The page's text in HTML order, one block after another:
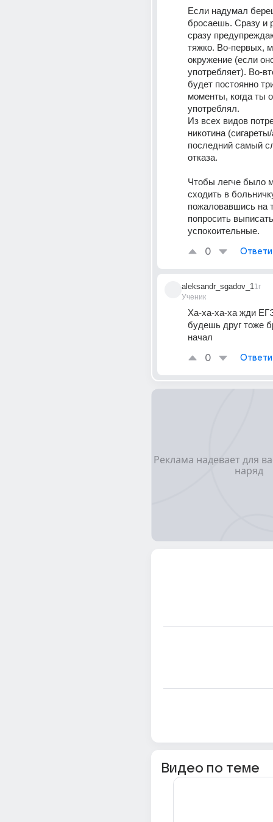
Если надумал
бросаешь. Сразу и
сразу
тяжко. Во-первых,
окружение (если
употребляет). Во-
будет постоянно
моменты, когда ты
употреблял.
Из всех видов
никотина
последний самый
отказа.
Чтобы легче было
сходить в
пожаловавшись на
попросить
успокоительные.
0
aleksandr_sgadov_1
Ученик
1г
Ха-ха-ха-ха жди
будешь друг тоже
начал
0
Видео по теме